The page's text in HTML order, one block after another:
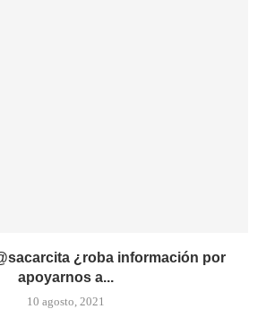
¿roba información por
apoyarnos a...
10 agosto, 2021